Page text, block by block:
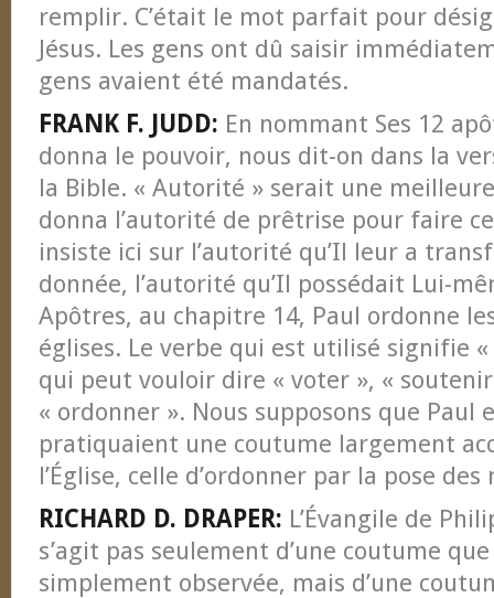
remplir. C’était le mot parfait pour
Jésus. Les gens ont dû saisir
gens avaient été mandatés.
FRANK F. JUDD: En nommant Ses 12
donna le pouvoir, nous dit-on dans la
la Bible. « Autorité » serait une
donna l’autorité de prêtrise pour faire
insiste ici sur l’autorité qu’Il leur a
donnée, l’autorité qu’Il possédait Lui-
Apôtres, au chapitre 14, Paul ordonne
églises. Le verbe qui est utilisé signifie
qui peut vouloir dire « voter », «
« ordonner ». Nous supposons que Paul
pratiquaient une coutume largement
l’Église, celle d’ordonner par la pose des
RICHARD D. DRAPER: L’Évangile de
s’agit pas seulement d’une coutume
simplement observée, mais d’une